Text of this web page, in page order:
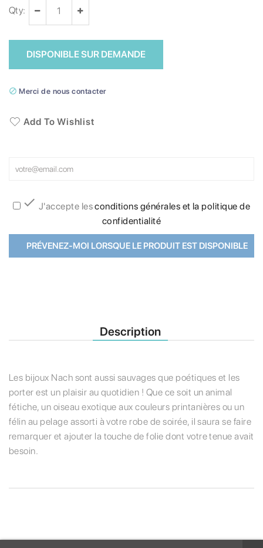
Qty:
DISPONIBLE SUR DEMANDE
 Merci de nous contacter
Add To Wishlist
 J'accepte lesconditions générales et la politique de
confidentialité
PRÉVENEZ-MOI LORSQUE LE PRODUIT EST DISPONIBLE
Description
Les bijoux Nach sont aussi sauvages que poétiques et les
porter est un plaisir au quotidien ! Que ce soit un animal
fétiche, un oiseau exotique aux couleurs printanières ou un
félin au pelage assorti à votre robe de soirée, il saura se faire
remarquer et ajouter la touche de folie dont votre tenue avait
besoin.